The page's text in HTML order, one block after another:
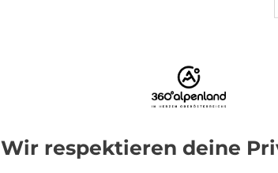
Wir respektieren deine